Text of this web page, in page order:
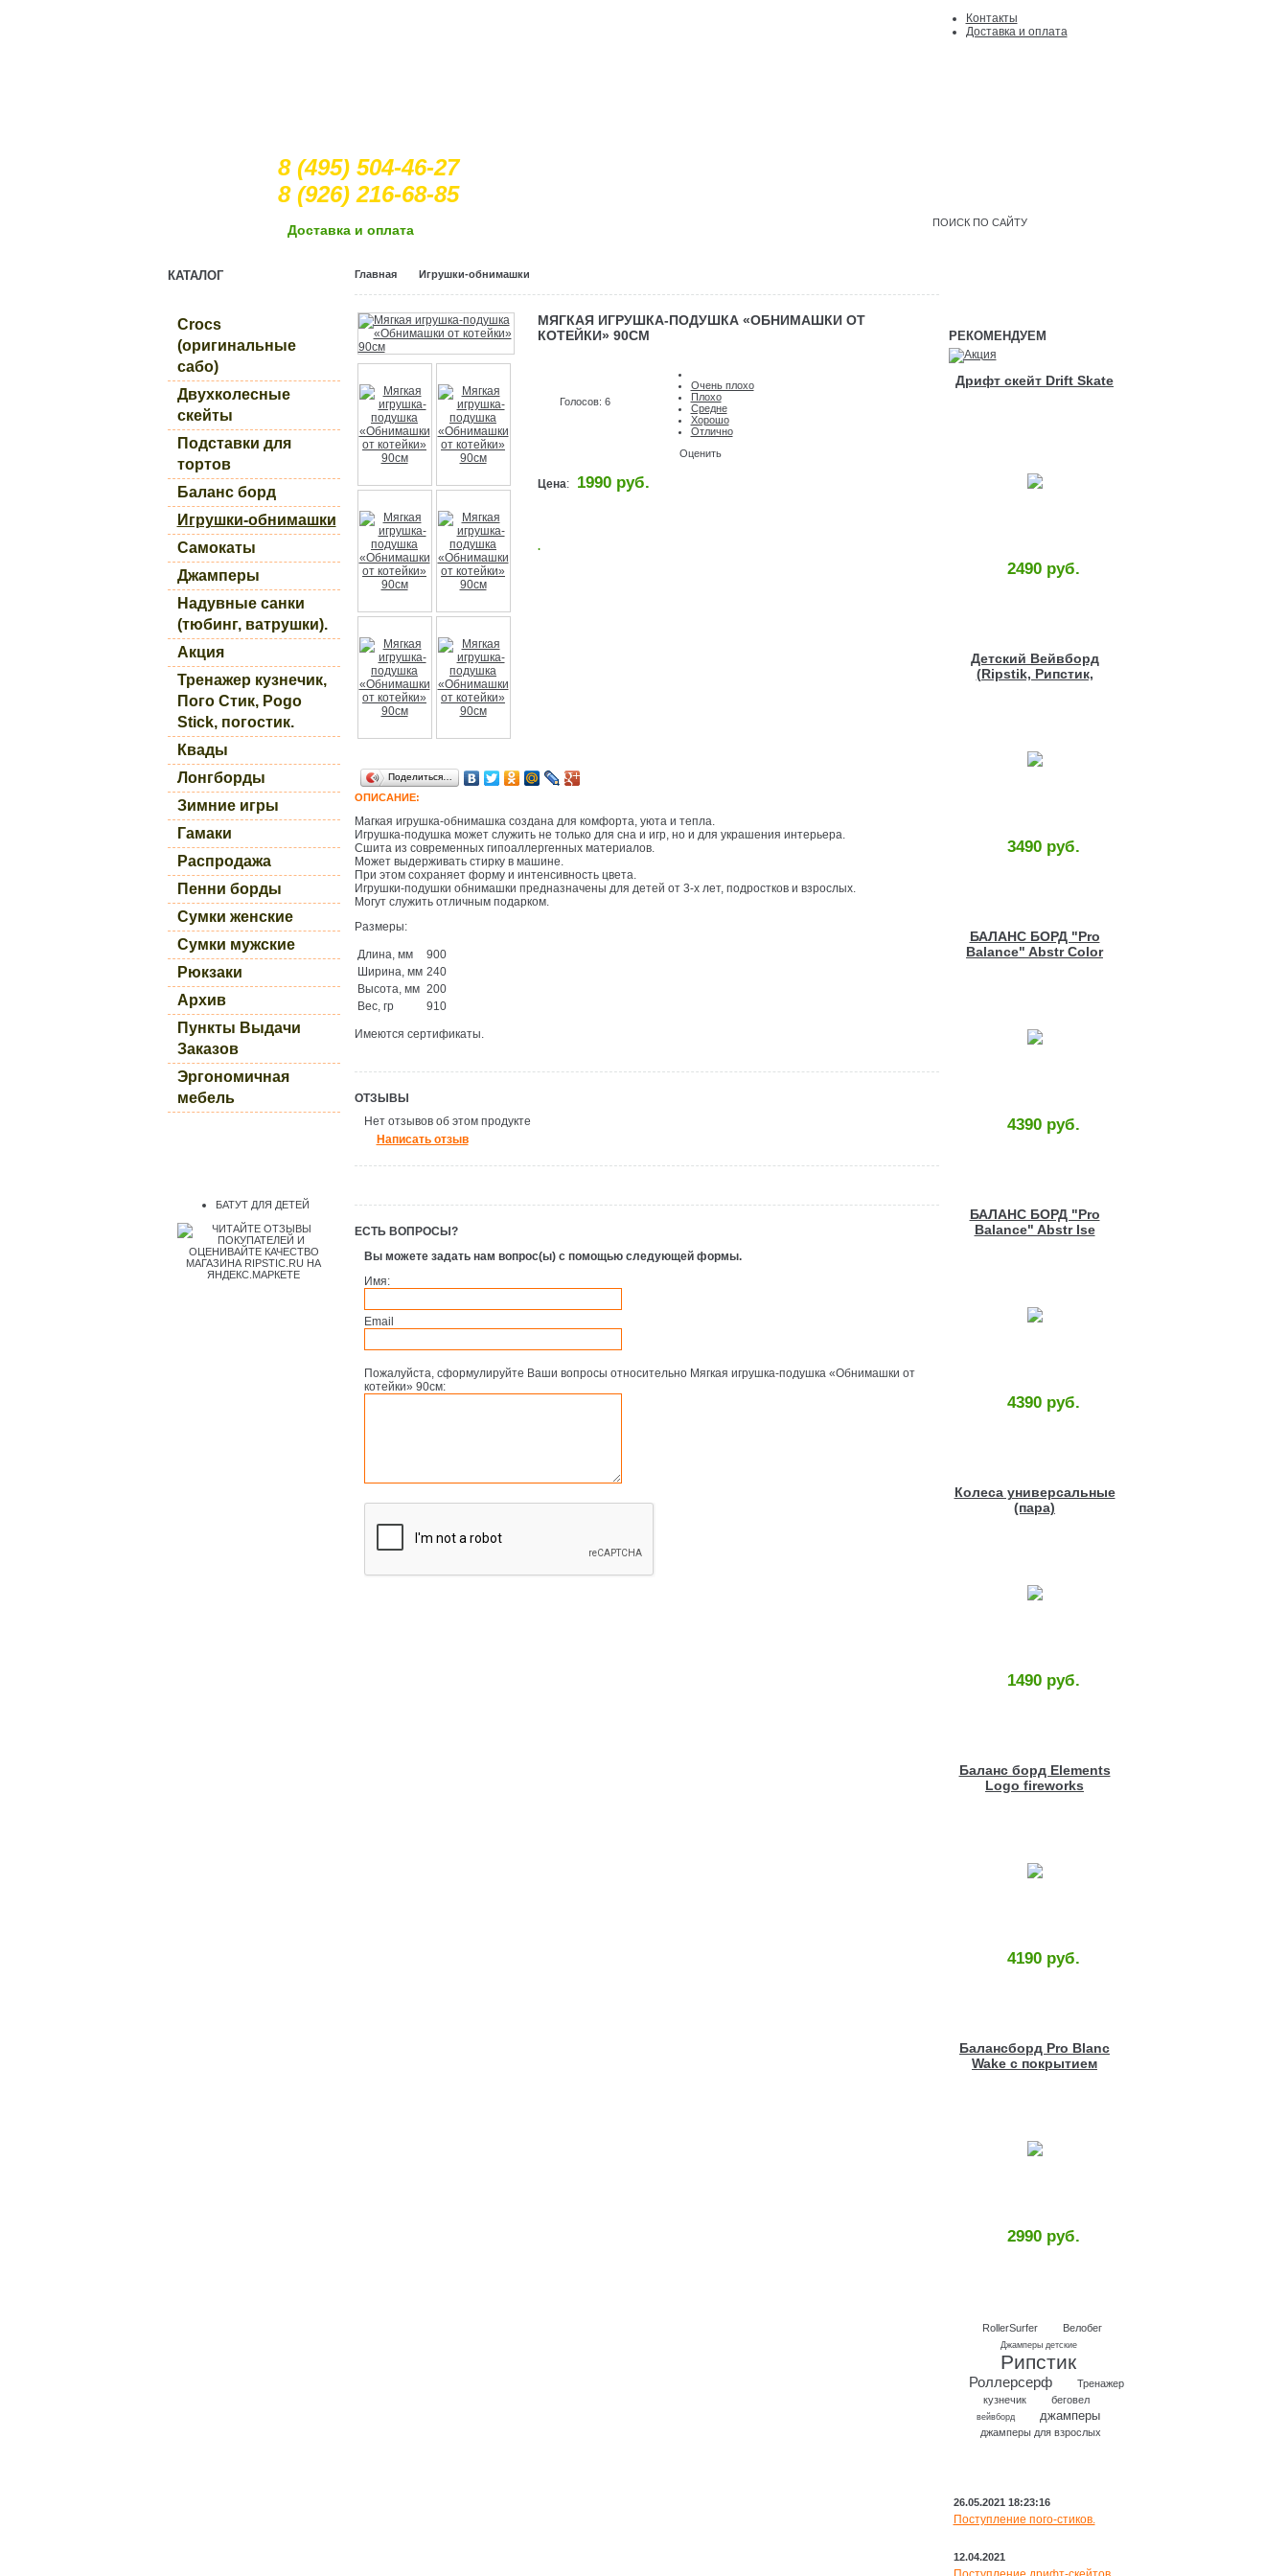
8 (495) 504-46-27
8 (926) 216-68-85
Контакты
Доcтавка и оплата
Доcтавка и оплата
КАТАЛОГ
Crocs
(оригинальные
сабо)
Двухколесные
скейты
Подставки для
тортов
Баланс борд
Игрушки-обнимашки
Самокаты
Джамперы
Надувные санки
(тюбинг, ватрушки).
Акция
Тренажер кузнечик,
Пого Стик, Pogo
Stick, погостик.
Квады
Лонгборды
Зимние игры
Гамаки
Распродажа
Пенни борды
Сумки женские
Сумки мужские
Рюкзаки
Архив
Пункты Выдачи
Заказов
Эргономичная
мебель
БАТУТ ДЛЯ ДЕТЕЙ
Главная Игрушки-обнимашки
МЯГКАЯ ИГРУШКА-ПОДУШКА «ОБНИМАШКИ ОТ
КОТЕЙКИ» 90СМ
Голосов: 6
Очень плохо
Плохо
Средне
Хорошо
Отлично
Оценить
Цена: 1990 руб.
.
Поделиться…
ОПИСАНИЕ:
Магкая игрушка-обнимашка создана для комфорта, уюта и тепла.
Игрушка-подушка может служить не только для сна и игр, но и для украшения интерьера.
Сшита из современных гипоаллергенных материалов.
Может выдерживать стирку в машине.
При этом сохраняет форму и интенсивность цвета.
Игрушки-подушки обнимашки предназначены для детей от 3-х лет, подростков и взрослых.
Могут служить отличным подарком.
Размеры:
Длина, мм
900
Ширина, мм 240
Высота, мм 200
Вес, гр
910
Имеются сертификаты.
ОТЗЫВЫ
Нет отзывов об этом продукте
Написать отзыв
ЕСТЬ ВОПРОСЫ?
Вы можете задать нам вопрос(ы) с помощью следующей формы.
Имя:
Email
Пожалуйста, сформулируйте Ваши вопросы относительно Мягкая игрушка-подушка «Обнимашки от
котейки» 90см:
РЕКОМЕНДУЕМ
Дрифт скейт Drift Skate
2490 руб.
Детский Вейвборд
(Ripstik, Рипстик,
3490 руб.
БАЛАНС БОРД "Pro
Balance" Abstr Color
4390 руб.
БАЛАНС БОРД "Pro
Balance" Abstr Ise
4390 руб.
Колеса универсальные
(пара)
1490 руб.
Баланс борд Elements
Logo fireworks
4190 руб.
Балансборд Pro Blanc
Wake с покрытием
2990 руб.
RollerSurfer Велобег
Джамперы детские
Рипстик
Роллерсерф
Тренажер
кузнечик
беговел
вейвборд джамперы
джамперы для взрослых
26.05.2021 18:23:16
Поступление пого-стиков.
12.04.2021